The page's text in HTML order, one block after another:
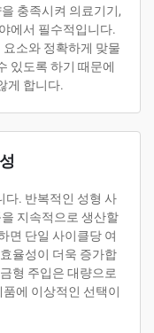
충족시켜 의료기기,
에서 필수적입니다.
소와 정확하게 맞물
있도록 하기 때문에
게 합니다.
다. 반복적인 성형 사
지속적으로 생산할
면 단일 사이클당 여
율성이 더욱 증가합
형 주입은 대량으로
에 이상적인 선택이